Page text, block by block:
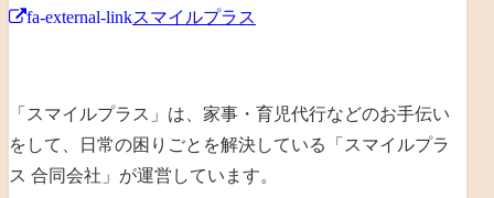
fa-external-linkスマイルプラス
「スマイルプラス」は、 家事・育児代行などのお手伝い
をして、日常の困りごとを解決している「 スマイルプラ
ス 合同会社 」が運営しています。